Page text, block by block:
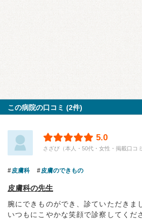
この病院の口コミ (2件)
5.0
さざび（本人・50代・女性・掲載口コ
皮膚科 皮膚のできもの
皮膚科の先生
腕にできものができ、診ていただきま
いつもにこやかな笑顔で診察してくだ